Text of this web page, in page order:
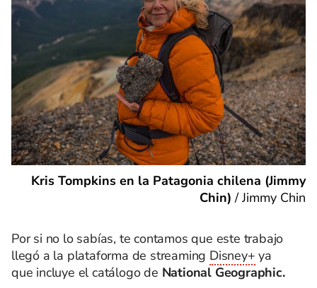
Kris Tompkins en la Patagonia chilena (Jimmy
Chin) /Jimmy Chin
Por si no lo sabías, te contamos que este trabajo
llegó a la plataforma de streaming Disney+ ya
que incluye el catálogo de National Geographic.